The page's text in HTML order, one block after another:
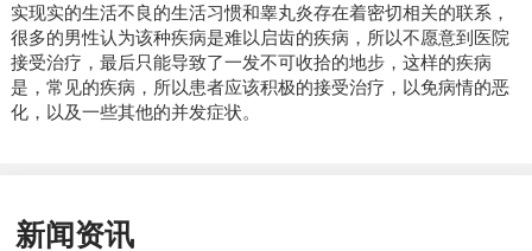
实现实的生活不良的生活习惯和睾丸炎存在着密切相关的联系，
很多的男性认为该种疾病是难以启齿的疾病，所以不愿意到医院
接受治疗，最后只能导致了一发不可收拾的地步，这样的疾病
是，常见的疾病，所以患者应该积极的接受治疗，以免病情的恶
化，以及一些其他的并发症状。
新闻资讯